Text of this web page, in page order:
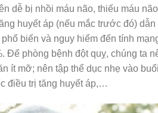
dễ bị nhồi máu não, thiếu máu
huyết áp (nếu mắc trước đó)
biến và nguy hiểm đến tính
phòng bệnh đột quỵ, chúng ta
ít mỡ; nên tập thể dục nhẹ vào
điều trị tăng huyết áp,…